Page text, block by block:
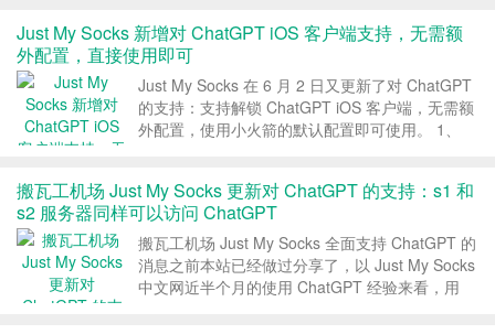
端的语音对话功能，需...
Just My Socks 新增对 ChatGPT iOS 客户端支持，无需额
外配置，直接使用即可
Just My Socks 在 6 月 2 日又更新了对 ChatGPT
的支持：支持解锁 ChatGPT iOS 客户端，无需额
外配置，使用小火箭的默认配置即可使用。 1、
搬瓦工机场 Just My Socks 更新对 ChatGPT 的支持：s1 和
s2 服务器同样可以访问 ChatGPT
搬瓦工机场 Just My Socks 全面支持 ChatGPT 的
消息之前本站已经做过分享了，以 Just My Socks
中文网近半个月的使用 ChatGPT 经验来看，用